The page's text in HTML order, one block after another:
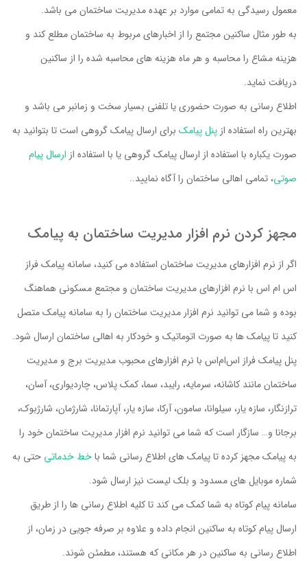
معمول رسیدگی به تمامی موارد بر عهده مدیریت ساختمان می باشد.
به طور مثال ساکنین مجتمع را از اخبارهای مربوط به ساختمان مطلع کند و
هزینه مشاع را محاسبه و هر ماه هزینه های محاسبه شده را از ساکنین
دریافت نماید.
اطلاع رسانی به صورت حضوری یا تلفنی بسیار سخت و زمانبر می باشد و
بهترین راه استفاده از پنل پیامک برای ارسال پیامک گروهی است تا بتوانید به
صورت یکباره با استفاده از ارسال پیامک گروهی یا با استفاده از ارسال پیام
صوتی، تمامی اهالی ساختمان را آگاه نمایید..
مجهز کردن نرم افزار مدیریت ساختمان به پیامک
اگر از نرم افزارهای مدیریت ساختمان استفاده می کنید، سامانه پیامک فراز
اس ام اس با نرم افزارهای مدیریت ساختمان و مجتمع مسکونی هماهنگ
بوده و شما می توانید نرم افزار مدیریت ساختمان را به سامانه پیامک متصل
کنید تا پیامک ها به صورت اتوماتیک و خودکار به اهالی ساختمان ارسال شود.
پنل پیامک فراز اس‌ام‌اس با نرم افزارهای محبوب مدیریت برج و مدیریت
ساختمان مانند کاشانه، سرمایه، رایبد، سما، کمک پلاس، چاردیواری، آسان،
ترازنگار، سازه یار، سیلوانا، سامون، آرکا، سازه یار، آپارتمانا، شارژمان، شارژبوک،
برجانا و… سازگار است که شما می توانید نرم افزار مدیریت ساختمان خود را
به پیامک مجهز کرده تا پیامک های اطلاع رسانی شما باخط خدماتی حتی به
شماره موبایل های مسدود و بلک لیست نیز ارسال شود.
سامانه پیام کوتاه به شما کمک می کند تا کلیه اطلاع رسانی ها را از طریق
ارسال پیام کوتاه به ساکنین انجام داده و علاوه بر صرفه جویی در زمان، از
اطلاع رسانی به ساکنین در هر مکانی که هستند، مطمئن شوند.